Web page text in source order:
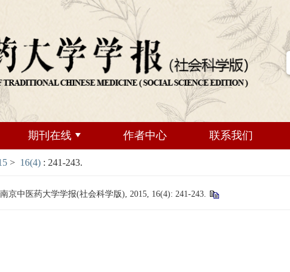
期刊在线 作者中心 联系我们
> 16(4) : 241-243.
中医药大学学报(社会科学版), 2015, 16(4): 241-243.